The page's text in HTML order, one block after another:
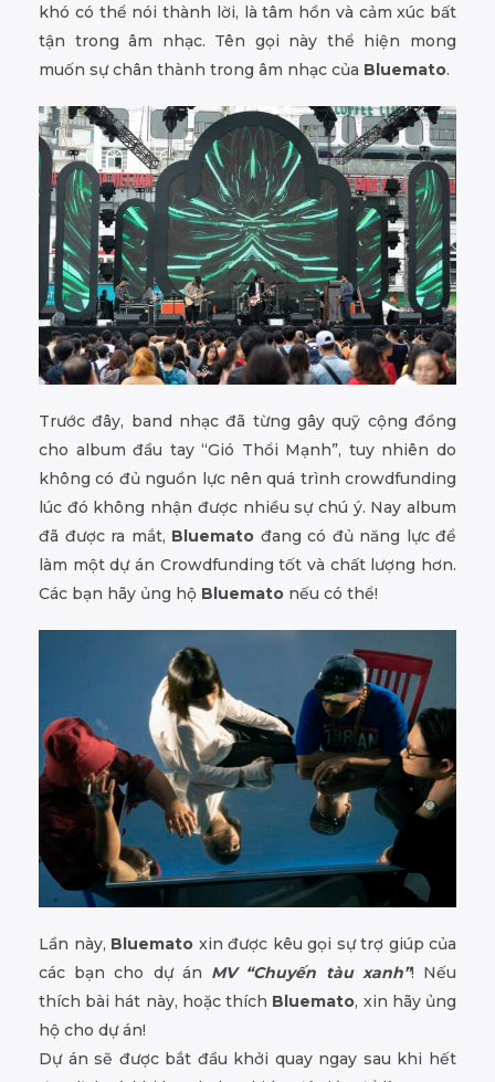
khó có thể nói thành lời, là tâm hồn và cảm xúc bất
tận trong âm nhạc. Tên gọi này thể hiện mong
muốn sự chân thành trong âm nhạc của Bluemato.
Trước đây, band nhạc đã từng gây quỹ cộng đồng
cho album đầu tay “Gió Thổi Mạnh”, tuy nhiên do
không có đủ nguồn lực nên quá trình crowdfunding
lúc đó không nhận được nhiều sự chú ý. Nay album
đã được ra mắt, Bluemato đang có đủ năng lực để
làm một dự án Crowdfunding tốt và chất lượng hơn.
Các bạn hãy ủng hộ Bluemato nếu có thể!
Lần này, Bluemato xin được kêu gọi sự trợ giúp của
các bạn cho dự án MV “Chuyến tàu xanh”! Nếu
thích bài hát này, hoặc thích Bluemato, xin hãy ủng
hộ cho dự án!
Dự án sẽ được bắt đầu khởi quay ngay sau khi hết